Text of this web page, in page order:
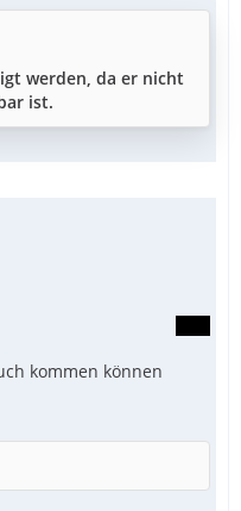
werden, da er nicht
ist.
kommen können